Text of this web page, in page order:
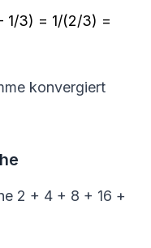
1/3) = 1/(2/3) =
konvergiert
2 + 4 + 8 + 16 +